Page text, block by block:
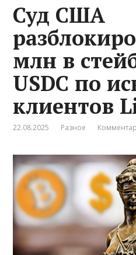
Суд США
млн в
USDC по
клиентов
22.08.2025 Разное